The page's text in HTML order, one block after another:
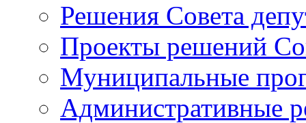
Решения Совета
Проекты решений
Муниципальные
Административные